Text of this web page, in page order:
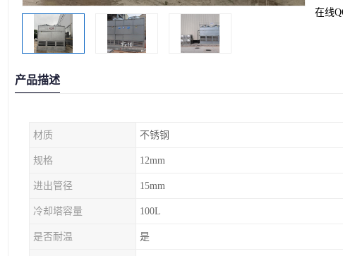
在线
产品描述
材质 不锈钢
规格 12mm
进出管径 15mm
冷却塔容量 100L
是否耐温 是